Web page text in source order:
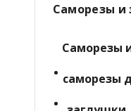
Саморезы и
Саморезы
саморезы